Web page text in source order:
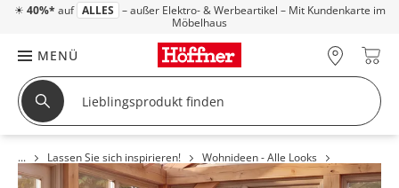
☀ 40%* auf ALLES – außer Elektro- & Werbeartikel – Mit Kundenkarte im
Möbelhaus
MENÜ
Lassen Sie sich inspirieren! Wohnideen - Alle Looks